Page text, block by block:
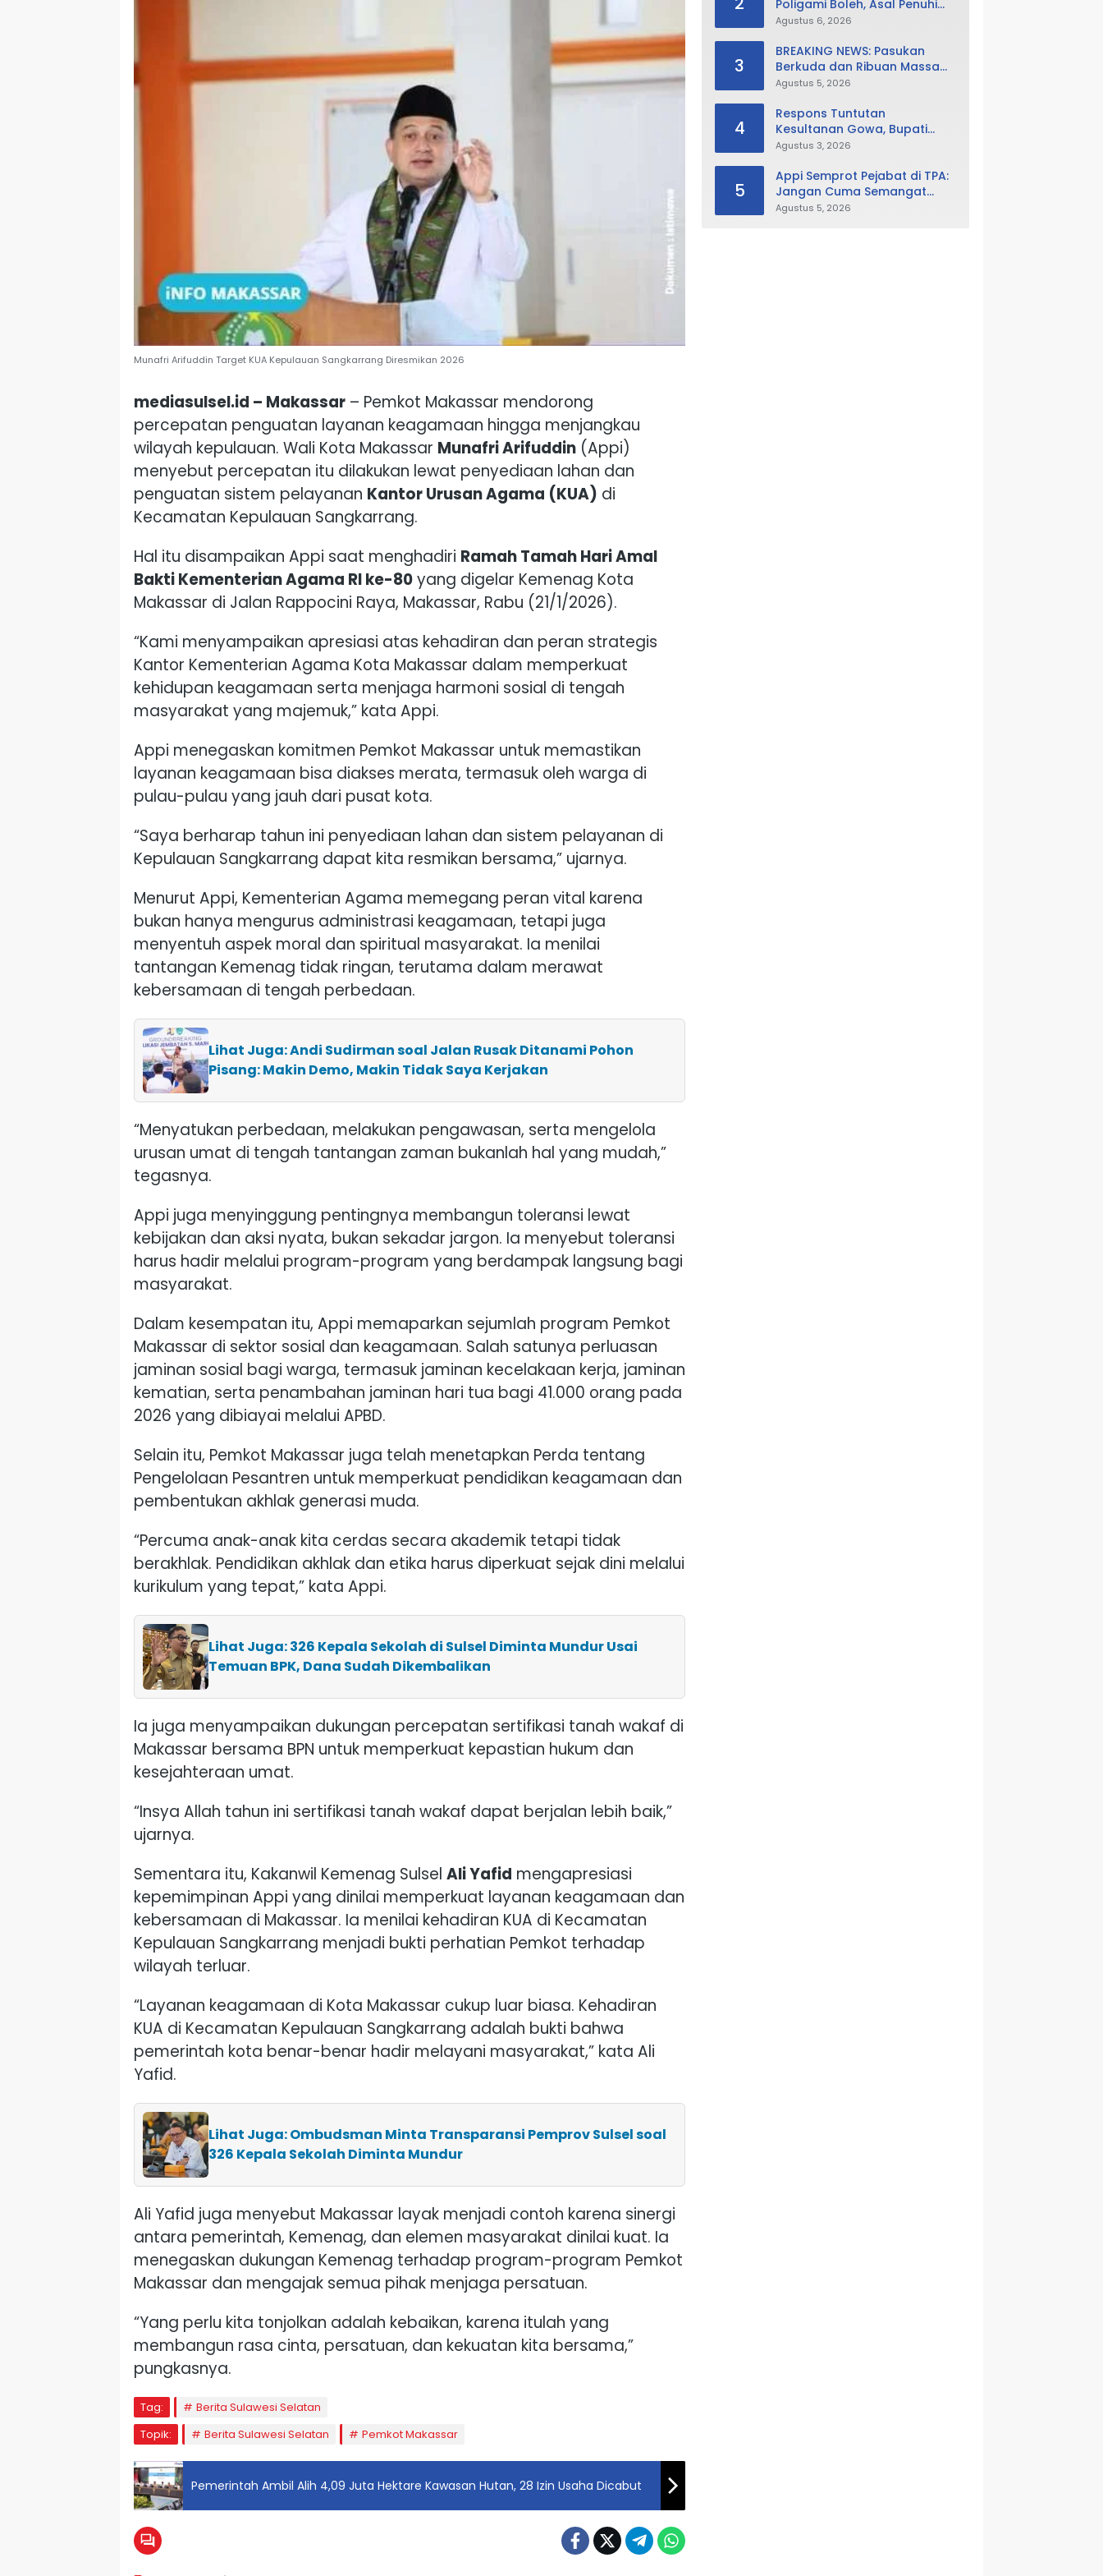
Munafri Arifuddin Target KUA Kepulauan Sangkarrang Diresmikan 2026
mediasulsel.id – Makassar – Pemkot Makassar mendorong
percepatan penguatan layanan keagamaan hingga menjangkau
wilayah kepulauan. Wali Kota Makassar Munafri Arifuddin (Appi)
menyebut percepatan itu dilakukan lewat penyediaan lahan dan
penguatan sistem pelayanan Kantor Urusan Agama (KUA) di
Kecamatan Kepulauan Sangkarrang.
Hal itu disampaikan Appi saat menghadiri Ramah Tamah Hari Amal
Bakti Kementerian Agama RI ke-80yang digelar Kemenag Kota
Makassar di Jalan Rappocini Raya, Makassar, Rabu (21/1/2026).
“Kami menyampaikan apresiasi atas kehadiran dan peran strategis
Kantor Kementerian Agama Kota Makassar dalam memperkuat
kehidupan keagamaan serta menjaga harmoni sosial di tengah
masyarakat yang majemuk,” kata Appi.
Appi menegaskan komitmen Pemkot Makassar untuk memastikan
layanan keagamaan bisa diakses merata, termasuk oleh warga di
pulau-pulau yang jauh dari pusat kota.
“Saya berharap tahun ini penyediaan lahan dan sistem pelayanan di
Kepulauan Sangkarrang dapat kita resmikan bersama,” ujarnya.
Menurut Appi, Kementerian Agama memegang peran vital karena
bukan hanya mengurus administrasi keagamaan, tetapi juga
menyentuh aspek moral dan spiritual masyarakat. Ia menilai
tantangan Kemenag tidak ringan, terutama dalam merawat
kebersamaan di tengah perbedaan.
Lihat Juga: Andi Sudirman soal Jalan Rusak Ditanami Pohon
Pisang: Makin Demo, Makin Tidak Saya Kerjakan
“Menyatukan perbedaan, melakukan pengawasan, serta mengelola
urusan umat di tengah tantangan zaman bukanlah hal yang mudah,”
tegasnya.
Appi juga menyinggung pentingnya membangun toleransi lewat
kebijakan dan aksi nyata, bukan sekadar jargon. Ia menyebut toleransi
harus hadir melalui program-program yang berdampak langsung bagi
masyarakat.
Dalam kesempatan itu, Appi memaparkan sejumlah program Pemkot
Makassar di sektor sosial dan keagamaan. Salah satunya perluasan
jaminan sosial bagi warga, termasuk jaminan kecelakaan kerja, jaminan
kematian, serta penambahan jaminan hari tua bagi 41.000 orang pada
2026 yang dibiayai melalui APBD.
Selain itu, Pemkot Makassar juga telah menetapkan Perda tentang
Pengelolaan Pesantren untuk memperkuat pendidikan keagamaan dan
pembentukan akhlak generasi muda.
“Percuma anak-anak kita cerdas secara akademik tetapi tidak
berakhlak. Pendidikan akhlak dan etika harus diperkuat sejak dini melalui
kurikulum yang tepat,” kata Appi.
Lihat Juga: 326 Kepala Sekolah di Sulsel Diminta Mundur Usai
Temuan BPK, Dana Sudah Dikembalikan
Ia juga menyampaikan dukungan percepatan sertifikasi tanah wakaf di
Makassar bersama BPN untuk memperkuat kepastian hukum dan
kesejahteraan umat.
“Insya Allah tahun ini sertifikasi tanah wakaf dapat berjalan lebih baik,”
ujarnya.
Sementara itu, Kakanwil Kemenag Sulsel Ali Yafid mengapresiasi
kepemimpinan Appi yang dinilai memperkuat layanan keagamaan dan
kebersamaan di Makassar. Ia menilai kehadiran KUA di Kecamatan
Kepulauan Sangkarrang menjadi bukti perhatian Pemkot terhadap
wilayah terluar.
“Layanan keagamaan di Kota Makassar cukup luar biasa. Kehadiran
KUA di Kecamatan Kepulauan Sangkarrang adalah bukti bahwa
pemerintah kota benar-benar hadir melayani masyarakat,” kata Ali
Yafid.
Lihat Juga: Ombudsman Minta Transparansi Pemprov Sulsel soal
326 Kepala Sekolah Diminta Mundur
Ali Yafid juga menyebut Makassar layak menjadi contoh karena sinergi
antara pemerintah, Kemenag, dan elemen masyarakat dinilai kuat. Ia
menegaskan dukungan Kemenag terhadap program-program Pemkot
Makassar dan mengajak semua pihak menjaga persatuan.
“Yang perlu kita tonjolkan adalah kebaikan, karena itulah yang
membangun rasa cinta, persatuan, dan kekuatan kita bersama,”
pungkasnya.
Tag:
Berita Sulawesi Selatan
Topik:
Berita Sulawesi Selatan Pemkot Makassar
Pemerintah Ambil Alih 4,09 Juta Hektare Kawasan Hutan, 28 Izin Usaha Dicabut
Poligami Boleh, Asal Penuhi
Syarat Hukum Negara
Agustus 6, 2026
3
BREAKING NEWS: Pasukan
Berkuda dan Ribuan Massa
Geruduk DPRD Gowa, Desak
Agustus 5, 2026
4
Respons Tuntutan
Kesultanan Gowa, Bupati
Husniah Buka Peluang
Direvisi Bahkan Diganti
Agustus 3, 2026
5
Appi Semprot Pejabat di TPA:
Jangan Cuma Semangat
Kalau Ada Untungnya!
Agustus 5, 2026